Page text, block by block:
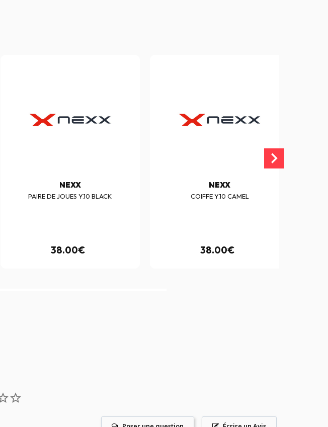
NEXX
PAIRE DE JOUES Y.10 BLACK
38.00€
NEXX
COIFFE Y.10 CAMEL
38.00€